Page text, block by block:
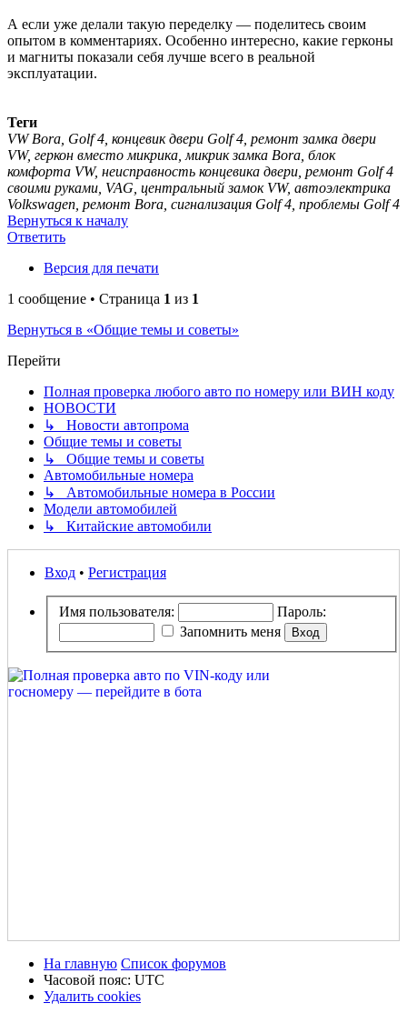
А если уже делали такую переделку — поделитесь своим
опытом в комментариях. Особенно интересно, какие герконы
и магниты показали себя лучше всего в реальной
эксплуатации.
Теги
VW Bora, Golf 4, концевик двери Golf 4, ремонт замка двери
VW, геркон вместо микрика, микрик замка Bora, блок
комфорта VW, неисправность концевика двери, ремонт Golf 4
своими руками, VAG, центральный замок VW, автоэлектрика
Volkswagen, ремонт Bora, сигнализация Golf 4, проблемы Golf 4
Вернуться к началу
Ответить
Версия для печати
1 сообщение • Страница 1 из 1
Вернуться в «Общие темы и советы»
Перейти
Полная проверка любого авто по номеру или ВИН коду
НОВОСТИ
↳ Новости автопрома
Общие темы и советы
↳ Общие темы и советы
Автомобильные номера
↳ Автомобильные номера в России
Модели автомобилей
↳ Китайские автомобили
Вход • Регистрация
Имя пользователя:
Пароль:
Запомнить меня
На главную Список форумов
Часовой пояс: UTC
Удалить cookies